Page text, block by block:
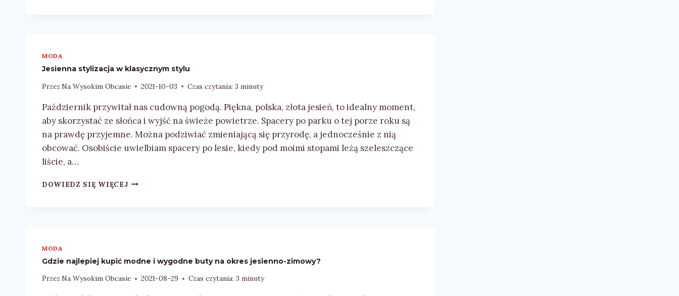
MODA
Jesienna stylizacja w klasycznym stylu
Przez Na Wysokim Obcasie 2021-10-03 Czas czytania: 3 minuty
Październik przywitał nas cudowną pogodą. Piękna, polska, złota jesień, to idealny moment,
aby skorzystać ze słońca i wyjść na świeże powietrze. Spacery po parku o tej porze roku są
na prawdę przyjemne. Można podziwiać zmieniającą się przyrodę, a jednocześnie z nią
obcować. Osobiście uwielbiam spacery po lesie, kiedy pod moimi stopami leżą szeleszczące
liście, a…
DOWIEDZ SIĘ WIĘCEJJESIENNA
MODA
Gdzie najlepiej kupić modne i wygodne buty na okres jesienno-zimowy?
Przez Na Wysokim Obcasie 2021-08-29 Czas czytania: 3 minuty